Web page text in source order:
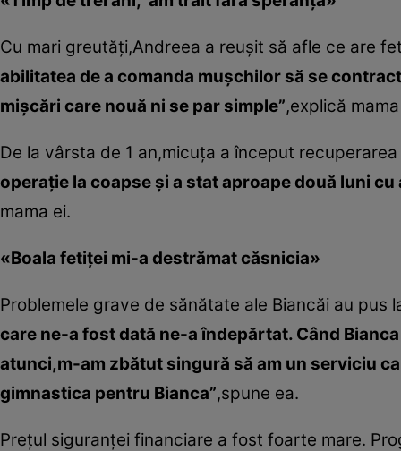
Cu mari greutăţi,Andreea a reuşit să afle ce are
abilitatea de a comanda muşchilor să se
mişcări care nouă ni se par simple”,explică
De la vârsta de 1 an,micuţa a început
operaţie la coapse şi a stat aproape două luni
mama ei.
«Boala fetiţei mi-a destrămat căsnicia»
Problemele grave de sănătate ale Biancăi au
care ne-a fost dată ne-a îndepărtat. Când
atunci,m-am zbătut singură să am un serviciu
gimnastica pentru Bianca”,spune ea.
Preţul siguranţei financiare a fost foarte mare.